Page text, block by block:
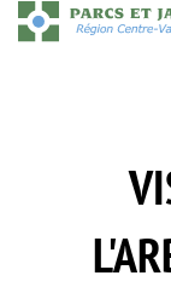
Aller
au